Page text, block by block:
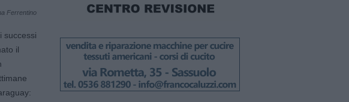
Ferrentino
successi
il